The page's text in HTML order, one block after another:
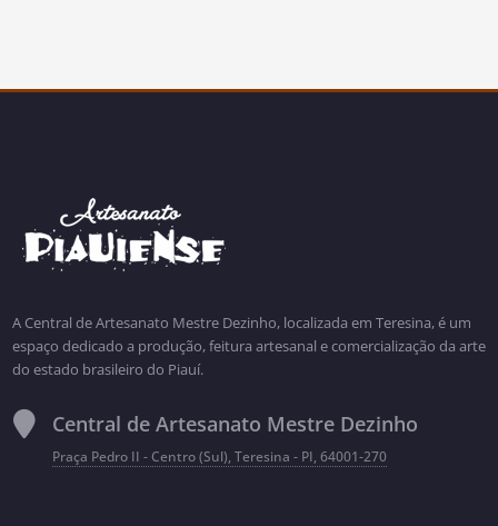
A Central de Artesanato Mestre Dezinho, localizada em Teresina, é um
espaço dedicado a produção, feitura artesanal e comercialização da arte
do estado brasileiro do Piauí.
Central de Artesanato Mestre Dezinho
Praça Pedro II - Centro (Sul), Teresina - PI, 64001-270